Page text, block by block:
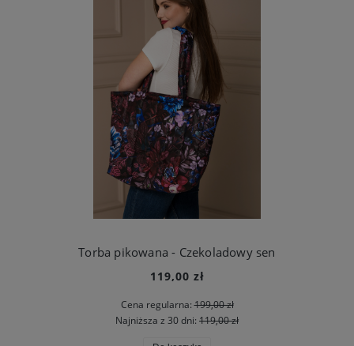
Torba pikowana - Czekoladowy sen
119,00 zł
Cena regularna:199,00 zł
Najniższa z 30 dni: 119,00 zł